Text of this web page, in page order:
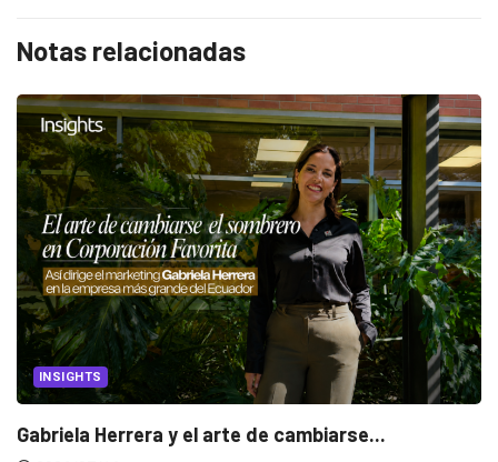
Notas relacionadas
INSIGHTS
Gabriela Herrera y el arte de cambiarse...